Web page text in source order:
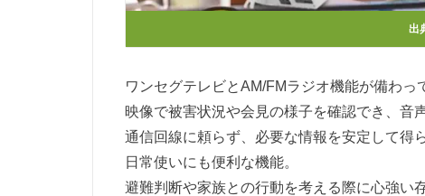
出
ワンセグテレビとAM/FMラジオ機能が備わっ
映像で被害状況や会見の様子を確認でき、音
通信回線に頼らず、必要な情報を安定して得
日常使いにも便利な機能。
避難判断や家族との行動を考える際に心強い